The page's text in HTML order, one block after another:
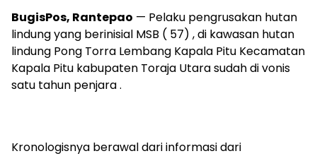
BugisPos, Rantepao — Pelaku pengrusakan hutan
lindung yang berinisial MSB ( 57) , di kawasan hutan
lindung Pong Torra Lembang Kapala Pitu Kecamatan
Kapala Pitu kabupaten Toraja Utara sudah di vonis
satu tahun penjara .
Kronologisnya berawal dari informasi dari